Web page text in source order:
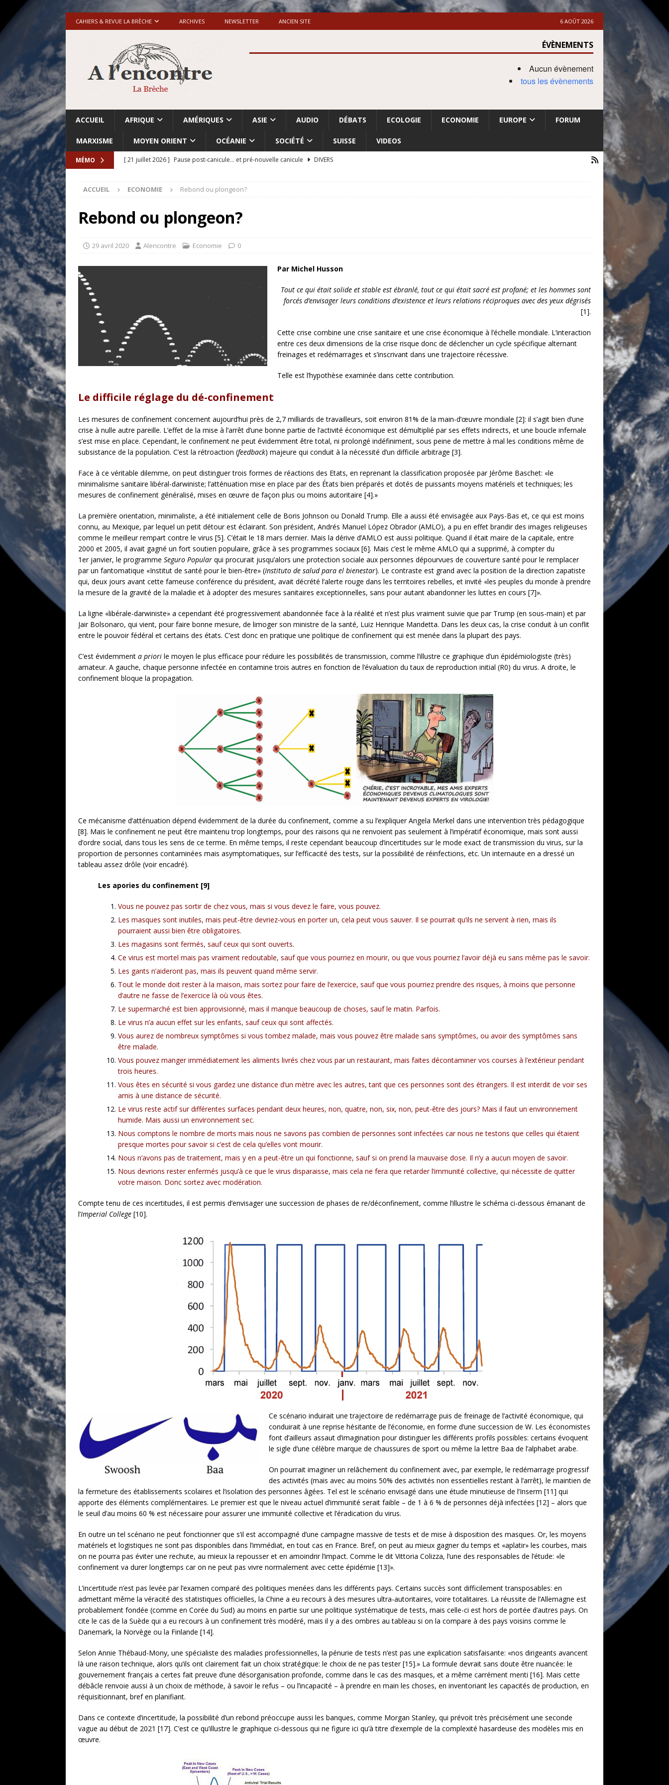
CAHIERS & REVUE LA BRÈCHE ARCHIVES NEWSLETTER ANCIEN SITE 6 AOÛT 2026
ÉVÈNEMENTS
Aucun évènement
tous les évènements
ACCUEIL AFRIQUE AMÉRIQUES ASIE AUDIO DÉBATS ECOLOGIE ECONOMIE EUROPE FORUM
MARXISME MOYEN ORIENT OCÉANIE SOCIÉTÉ SUISSE VIDEOS
MÉMO [ 21 juillet 2026 ] Pause post-canicule… et pré-nouvelle canicule
DIVERS
[ 18 juillet 2026 ]
Israël-Palestine. «Accentuation du nettoyage ethnique en Cisjordanie et à Gaza
avant les élections du 27 octobre»
ISRAËL
[ 17 juillet 2026 ]
«Le discours de Trump sur la “fraude électorale” était une blague de mauvais
goût… et une menace»
ETATS-UNIS
ACCUEIL ECONOMIE Rebond ou plongeon?
Rebond ou plongeon?
29 avril 2020 Alencontre Economie 0
Par Michel Husson
Tout ce qui était solide et stable est ébranlé, tout ce qui était sacré est profané; et les hommes sont
forcés d’envisager leurs conditions d’existence et leurs relations réciproques avec des yeux dégrisés
[1].
Cette crise combine une crise sanitaire et une crise économique à l’échelle mondiale. L’interaction
entre ces deux dimensions de la crise risque donc de déclencher un cycle spécifique alternant
freinages et redémarrages et s’inscrivant dans une trajectoire récessive.
Telle est l’hypothèse examinée dans cette contribution.
Le difficile réglage du dé-confinement
Les mesures de confinement concernent aujourd’hui près de 2,7 milliards de travailleurs, soit environ 81% de la main-d’œuvre mondiale [2]: il s’agit bien d’une
crise à nulle autre pareille. L’effet de la mise à l’arrêt d’une bonne partie de l’activité économique est démultiplié par ses effets indirects, et une boucle infernale
s’est mise en place. Cependant, le confinement ne peut évidemment être total, ni prolongé indéfiniment, sous peine de mettre à mal les conditions même de
subsistance de la population. C’est la rétroaction (feedback) majeure qui conduit à la nécessité d’un difficile arbitrage [3].
Face à ce véritable dilemme, on peut distinguer trois formes de réactions des Etats, en reprenant la classification proposée par Jérôme Baschet: «le
minimalisme sanitaire libéral-darwiniste; l’atténuation mise en place par des États bien préparés et dotés de puissants moyens matériels et techniques; les
mesures de confinement généralisé, mises en œuvre de façon plus ou moins autoritaire [4].»
La première orientation, minimaliste, a été initialement celle de Boris Johnson ou Donald Trump. Elle a aussi été envisagée aux Pays-Bas et, ce qui est moins
connu, au Mexique, par lequel un petit détour est éclairant. Son président, Andrés Manuel López Obrador (AMLO), a pu en effet brandir des images religieuses
comme le meilleur rempart contre le virus [5]. C’était le 18 mars dernier. Mais la dérive d’AMLO est aussi politique. Quand il était maire de la capitale, entre
2000 et 2005, il avait gagné un fort soutien populaire, grâce à ses programmes sociaux [6]. Mais c’est le même AMLO qui a supprimé, à compter du
1er janvier, le programme Seguro Popular qui procurait jusqu’alors une protection sociale aux personnes dépourvues de couverture santé pour le remplacer
par un fantomatique «Institut de santé pour le bien-être» (Instituto de salud para el bienestar). Le contraste est grand avec la position de la direction zapatiste
qui, deux jours avant cette fameuse conférence du président, avait décrété l’alerte rouge dans les territoires rebelles, et invité «les peuples du monde à prendre
la mesure de la gravité de la maladie et à adopter des mesures sanitaires exceptionnelles, sans pour autant abandonner les luttes en cours [7]».
La ligne «libérale-darwiniste» a cependant été progressivement abandonnée face à la réalité et n’est plus vraiment suivie que par Trump (en sous-main) et par
Jair Bolsonaro, qui vient, pour faire bonne mesure, de limoger son ministre de la santé, Luiz Henrique Mandetta. Dans les deux cas, la crise conduit à un conflit
entre le pouvoir fédéral et certains des états. C’est donc en pratique une politique de confinement qui est menée dans la plupart des pays.
C’est évidemment a priori le moyen le plus efficace pour réduire les possibilités de transmission, comme l’illustre ce graphique d’un épidémiologiste (très)
amateur. A gauche, chaque personne infectée en contamine trois autres en fonction de l’évaluation du taux de reproduction initial (R0) du virus. A droite, le
confinement bloque la propagation.
Ce mécanisme d’atténuation dépend évidemment de la durée du confinement, comme a su l’expliquer Angela Merkel dans une intervention très pédagogique
[8]. Mais le confinement ne peut être maintenu trop longtemps, pour des raisons qui ne renvoient pas seulement à l’impératif économique, mais sont aussi
d’ordre social, dans tous les sens de ce terme. En même temps, il reste cependant beaucoup d’incertitudes sur le mode exact de transmission du virus, sur la
proportion de personnes contaminées mais asymptomatiques, sur l’efficacité des tests, sur la possibilité de réinfections, etc. Un internaute en a dressé un
tableau assez drôle (voir encadré).
Les apories du confinement [9]
Vous ne pouvez pas sortir de chez vous, mais si vous devez le faire, vous pouvez.
Les masques sont inutiles, mais peut-être devriez-vous en porter un, cela peut vous sauver. Il se pourrait qu’ils ne servent à rien, mais ils
pourraient aussi bien être obligatoires.
Les magasins sont fermés, sauf ceux qui sont ouverts.
Ce virus est mortel mais pas vraiment redoutable, sauf que vous pourriez en mourir, ou que vous pourriez l’avoir déjà eu sans même pas le savoir.
Les gants n’aideront pas, mais ils peuvent quand même servir.
Tout le monde doit rester à la maison, mais sortez pour faire de l’exercice, sauf que vous pourriez prendre des risques, à moins que personne
d’autre ne fasse de l’exercice là où vous êtes.
Le supermarché est bien approvisionné, mais il manque beaucoup de choses, sauf le matin. Parfois.
Le virus n’a aucun effet sur les enfants, sauf ceux qui sont affectés.
Vous aurez de nombreux symptômes si vous tombez malade, mais vous pouvez être malade sans symptômes, ou avoir des symptômes sans
être malade.
Vous pouvez manger immédiatement les aliments livrés chez vous par un restaurant, mais faites décontaminer vos courses à l’extérieur pendant
trois heures.
Vous êtes en sécurité si vous gardez une distance d’un mètre avec les autres, tant que ces personnes sont des étrangers. Il est interdit de voir ses
amis à une distance de sécurité.
Le virus reste actif sur différentes surfaces pendant deux heures, non, quatre, non, six, non, peut-être des jours? Mais il faut un environnement
humide. Mais aussi un environnement sec.
Nous comptons le nombre de morts mais nous ne savons pas combien de personnes sont infectées car nous ne testons que celles qui étaient
presque mortes pour savoir si c’est de cela qu’elles vont mourir.
Nous n’avons pas de traitement, mais y en a peut-être un qui fonctionne, sauf si on prend la mauvaise dose. Il n’y a aucun moyen de savoir.
Nous devrions rester enfermés jusqu’à ce que le virus disparaisse, mais cela ne fera que retarder l’immunité collective, qui nécessite de quitter
votre maison. Donc sortez avec modération.
Compte tenu de ces incertitudes, il est permis d’envisager une succession de phases de re/déconfinement, comme l’illustre le schéma ci-dessous émanant de
l’Imperial College [10].
Ce scénario induirait une trajectoire de redémarrage puis de freinage de l’activité économique, qui
conduirait à une reprise hésitante de l’économie, en forme d’une succession de W. Les économistes
font d’ailleurs assaut d’imagination pour distinguer les différents profils possibles: certains évoquent
le sigle d’une célèbre marque de chaussures de sport ou même la lettre Baa de l’alphabet arabe.
On pourrait imaginer un relâchement du confinement avec, par exemple, le redémarrage progressif
des activités (mais avec au moins 50% des activités non essentielles restant à l’arrêt), le maintien de
la fermeture des établissements scolaires et l’isolation des personnes âgées. Tel est le scénario envisagé dans une étude minutieuse de l’Inserm [11] qui
apporte des éléments complémentaires. Le premier est que le niveau actuel d’immunité serait faible – de 1 à 6 % de personnes déjà infectées [12] – alors que
le seuil d’au moins 60 % est nécessaire pour assurer une immunité collective et l’éradication du virus.
En outre un tel scénario ne peut fonctionner que s’il est accompagné d’une campagne massive de tests et de mise à disposition des masques. Or, les moyens
matériels et logistiques ne sont pas disponibles dans l’immédiat, en tout cas en France. Bref, on peut au mieux gagner du temps et «aplatir» les courbes, mais
on ne pourra pas éviter une rechute, au mieux la repousser et en amoindrir l’impact. Comme le dit Vittoria Colizza, l’une des responsables de l’étude: «le
confinement va durer longtemps car on ne peut pas vivre normalement avec cette épidémie [13]».
L’incertitude n’est pas levée par l’examen comparé des politiques menées dans les différents pays. Certains succès sont difficilement transposables: en
admettant même la véracité des statistiques officielles, la Chine a eu recours à des mesures ultra-autoritaires, voire totalitaires. La réussite de l’Allemagne est
probablement fondée (comme en Corée du Sud) au moins en partie sur une politique systématique de tests, mais celle-ci est hors de portée d’autres pays. On
cite le cas de la Suède qui a eu recours à un confinement très modéré, mais il y a des ombres au tableau si on la compare à des pays voisins comme le
Danemark, la Norvège ou la Finlande [14].
Selon Annie Thébaud-Mony, une spécialiste des maladies professionnelles, la pénurie de tests n’est pas une explication satisfaisante: «nos dirigeants avancent
là une raison technique, alors qu’ils ont clairement fait un choix stratégique: le choix de ne pas tester [15].» La formule devrait sans doute être nuancée: le
gouvernement français a certes fait preuve d’une désorganisation profonde, comme dans le cas des masques, et a même carrément menti [16]. Mais cette
débâcle renvoie aussi à un choix de méthode, à savoir le refus – ou l’incapacité – à prendre en main les choses, en inventoriant les capacités de production, en
réquisitionnant, bref en planifiant.
Dans ce contexte d’incertitude, la possibilité d’un rebond préoccupe aussi les banques, comme Morgan Stanley, qui prévoit très précisément une seconde
vague au début de 2021 [17]. C’est ce qu’illustre le graphique ci-dessous qui ne figure ici qu’à titre d’exemple de la complexité hasardeuse des modèles mis en
œuvre.